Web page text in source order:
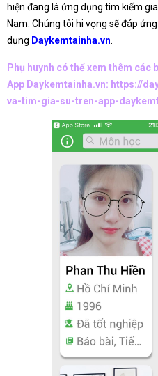
hiện đang là ứng dụng tìm kiếm
Nam. Chúng tôi hi vọng sẽ đáp
dụng Daykemtainha.vn
Phụ huynh có thể xem thêm các
App Daykemtainha.vn: https://
va-tim-gia-su-tren-app-